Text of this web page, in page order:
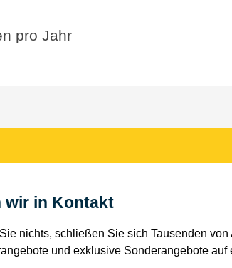
pro Jahr
wir in Kontakt
nichts, schließen Sie sich Tausenden
und exklusive Sonderangebote